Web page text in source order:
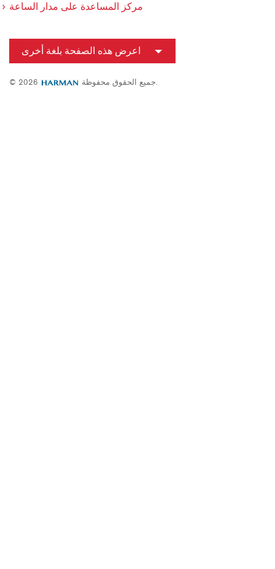
مركز المساعدة على مدار الساعة
اعرض هذه الصفحة بلغة أخرى
© 2026 جميع الحقوق محفوظة.